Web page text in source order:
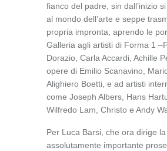
fianco del padre, sin dall’inizio
al mondo dell’arte e seppe
propria impronta, aprendo le
Galleria agli artisti di Forma 1
Dorazio, Carla Accardi, Achille
opere di Emilio Scanavino,
Alighiero Boetti, e ad artisti
come Joseph Albers, Hans
Wilfredo Lam, Christo e Andy
Per Luca Barsi, che ora dirige
assolutamente importante